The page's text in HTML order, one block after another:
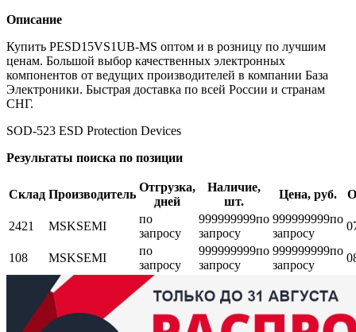
Описание
Купить PESD15VS1UB-MS оптом и в розницу по лучшим
ценам. Большой выбор качественных электронных
компонентов от ведущих производителей в компании База
Электроники. Быстрая доставка по всей России и странам
СНГ.
SOD-523 ESD Protection Devices
Результаты поиска по позиции
Склад Производитель
Отгрузка,
дней
Наличие,
шт.
Цена, руб.
2421 MSKSEMI
по
запросу
999999999по
запросу
999999999по
запросу
108 MSKSEMI
по
запросу
999999999по
запросу
999999999по
запросу